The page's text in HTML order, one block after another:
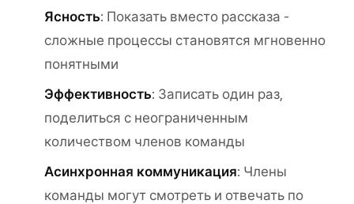
Ясность: Показать вместо рассказа -
сложные процессы становятся мгновенно
понятными
Эффективность: Записать один раз,
поделиться с неограниченным
количеством членов команды
Асинхронная коммуникация: Члены
команды могут смотреть и отвечать по